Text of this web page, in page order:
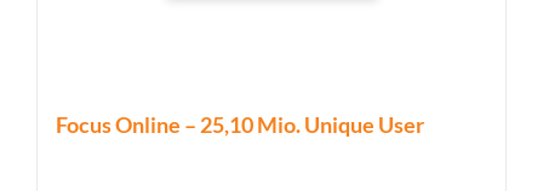
Focus Online – 25,10 Mio. Unique User